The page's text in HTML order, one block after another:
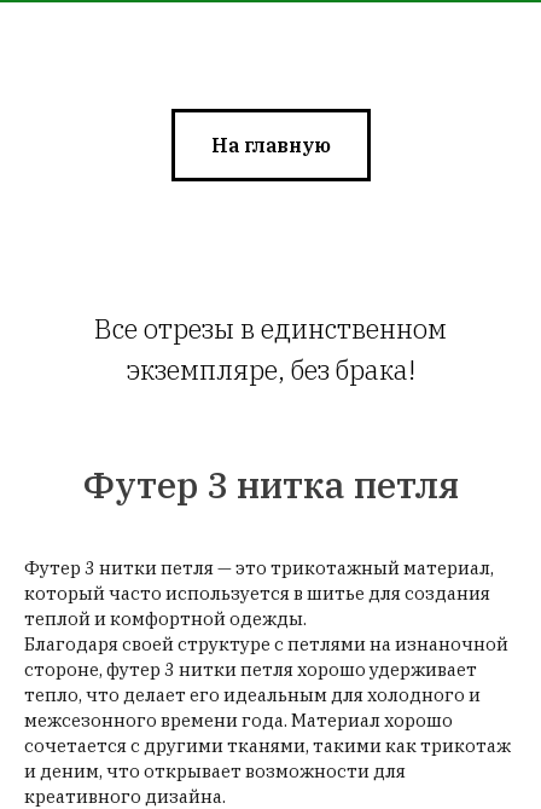
На главную
Все отрезы в единственном
экземпляре, без брака!
Футер 3 нитка петля
Футер 3 нитки петля — это трикотажный материал,
который часто используется в шитье для создания
теплой и комфортной одежды.
Благодаря своей структуре с петлями на изнаночной
стороне, футер 3 нитки петля хорошо удерживает
тепло, что делает его идеальным для холодного и
межсезонного времени года. Материал хорошо
сочетается с другими тканями, такими как трикотаж
и деним, что открывает возможности для
креативного дизайна.